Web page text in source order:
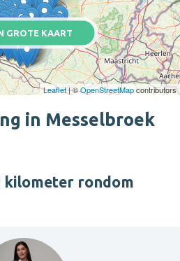
GROTE KAART
Leaflet| ©OpenStreetMapcontributors
in Messelbroek
kilometer rondom